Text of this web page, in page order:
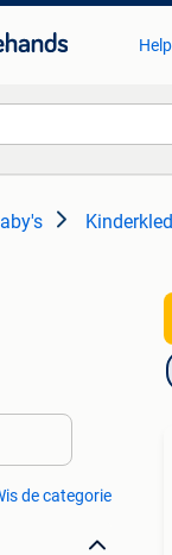
de categorie